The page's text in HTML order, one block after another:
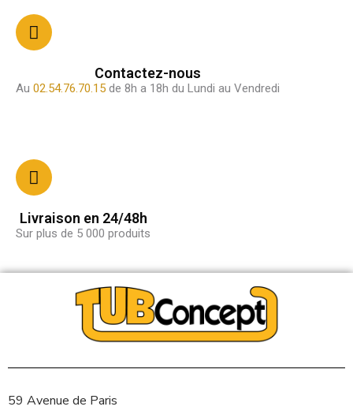
Contactez-nous
Au 02.54.76.70.15 de 8h a 18h du Lundi au Vendredi
Livraison en 24/48h
Sur plus de 5 000 produits
59 Avenue de Paris